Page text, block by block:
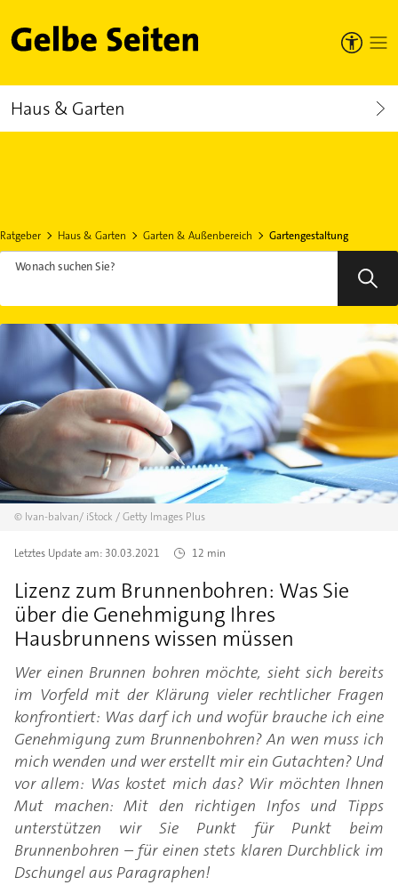
Gelbe Seiten
Haus & Garten
Ratgeber Haus & Garten Garten & Außenbereich Gartengestaltung
Wonach suchen Sie?
© Ivan-balvan/ iStock / Getty Images Plus
Letztes Update am: 30.03.2021 12 min
Lizenz zum Brunnenbohren: Was Sie
über die Genehmigung Ihres
Hausbrunnens wissen müssen
Wer einen Brunnen bohren möchte, sieht sich bereits
im Vorfeld mit der Klärung vieler rechtlicher Fragen
konfrontiert: Was darf ich und wofür brauche ich eine
Genehmigung zum Brunnenbohren? An wen muss ich
mich wenden und wer erstellt mir ein Gutachten? Und
vor allem: Was kostet mich das? Wir möchten Ihnen
Mut machen: Mit den richtigen Infos und Tipps
unterstützen wir Sie Punkt für Punkt beim
Brunnenbohren – für einen stets klaren Durchblick im
Dschungel aus Paragraphen!